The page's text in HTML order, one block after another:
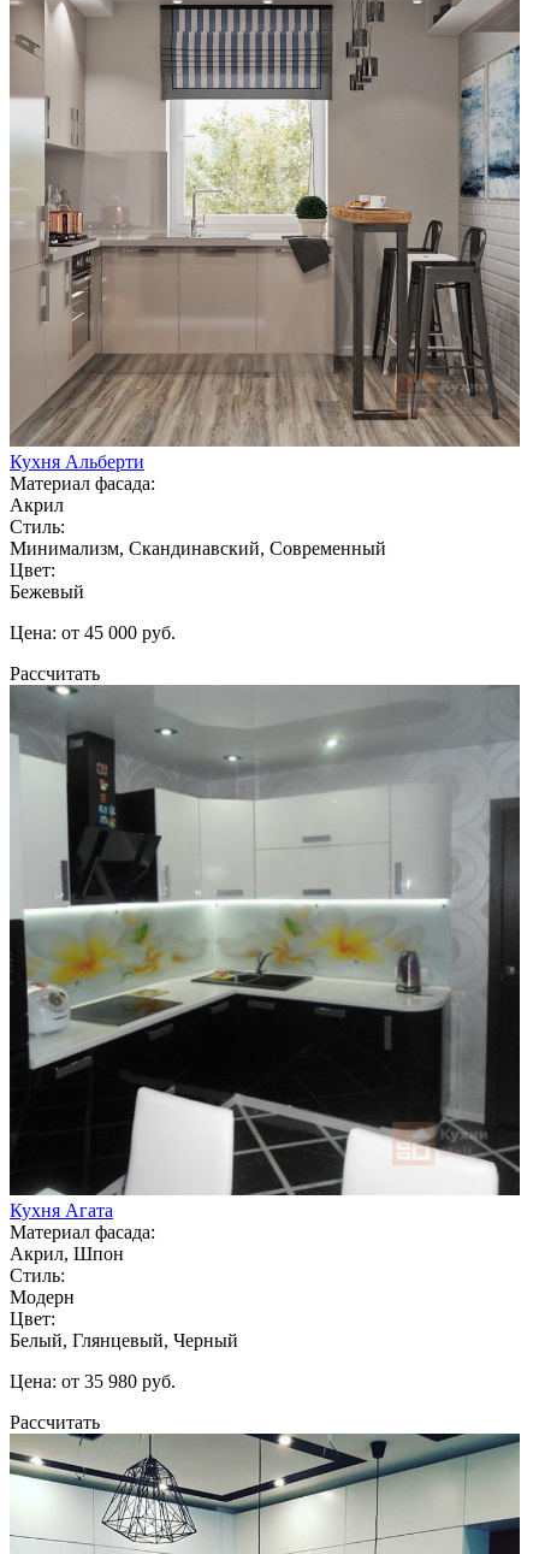
Кухня Альберти
Материал фасада:
Акрил
Стиль:
Минимализм, Скандинавский, Современный
Цвет:
Бежевый
Цена: от 45 000 руб.
Рассчитать
Кухня Агата
Материал фасада:
Акрил, Шпон
Стиль:
Модерн
Цвет:
Белый, Глянцевый, Черный
Цена: от 35 980 руб.
Рассчитать